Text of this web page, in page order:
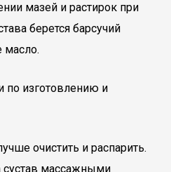
мазей и растирок при
берется барсучий
масло.
по изготовлению и
очистить и распарить.
сустав массажными